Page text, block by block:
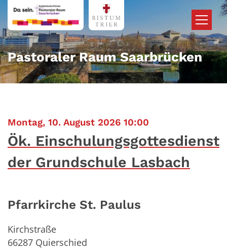
Zum Inhalt springen
Pastoraler Raum Saarbrücken
Montag, 10. August 2026 10:00
Ök. Einschulungsgottesdienst
der Grundschule Lasbach
Pfarrkirche St. Paulus
Kirchstraße
66287 Quierschied